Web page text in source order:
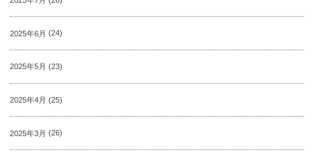
2025年6月 (24)
2025年5月 (23)
2025年4月 (25)
2025年3月 (26)